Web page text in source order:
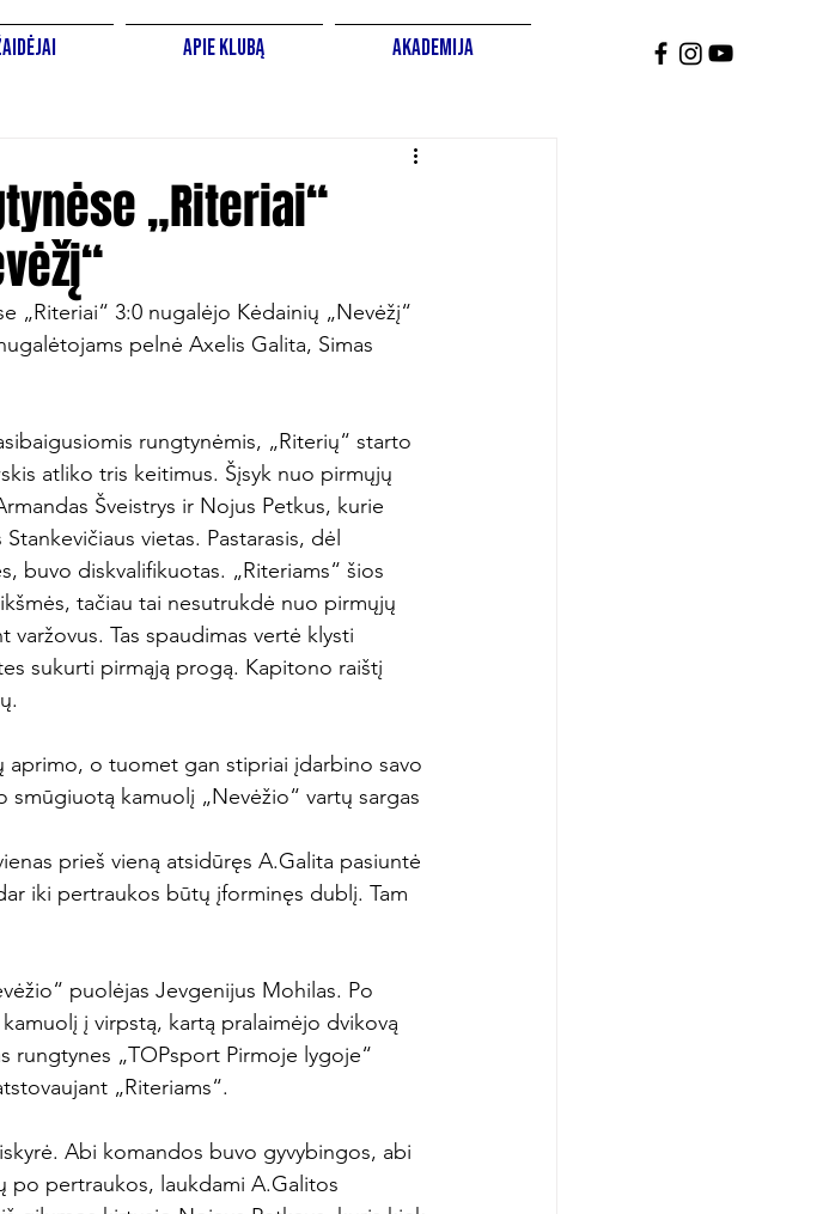
Apie Klubą Akademija
„Riteriai“
„Riteriai“ 3:0 nugalėjo Kėdainių „Nevėžį“
pelnė Axelis Galita, Simas
rungtynėmis, „Riterių“ starto
atliko tris keitimus. Šįsyk nuo pirmųjų
Šveistrys ir Nojus Petkus, kurie
vietas. Pastarasis, dėl
buvo diskvalifikuotas. „Riteriams“ šios
tačiau tai nesutrukdė nuo pirmųjų
Tas spaudimas vertė klysti
sukurti pirmąją progą. Kapitono raištį
o tuomet gan stipriai įdarbino savo
kamuolį „Nevėžio“ vartų sargas
prieš vieną atsidūręs A.Galita pasiuntė
iki pertraukos būtų įforminęs dublį. Tam
puolėjas Jevgenijus Mohilas. Po
į virpstą, kartą pralaimėjo dvikovą
rungtynes „TOPsport Pirmoje lygoje“
„Riteriams“.
Abi komandos buvo gyvybingos, abi
po pertraukos, laukdami A.Galitos